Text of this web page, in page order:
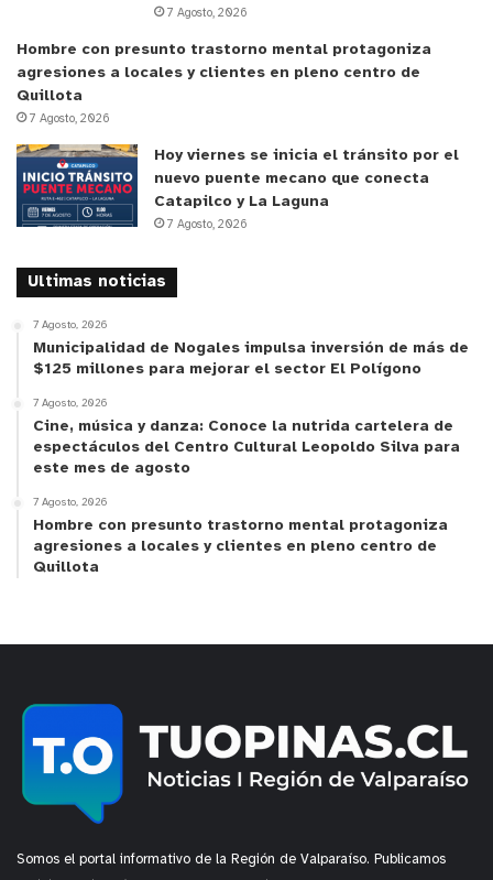
7 Agosto, 2026
Hombre con presunto trastorno mental protagoniza
agresiones a locales y clientes en pleno centro de
Quillota
7 Agosto, 2026
Hoy viernes se inicia el tránsito por el
nuevo puente mecano que conecta
Catapilco y La Laguna
7 Agosto, 2026
Ultimas noticias
7 Agosto, 2026
Municipalidad de Nogales impulsa inversión de más de
$125 millones para mejorar el sector El Polígono
7 Agosto, 2026
Cine, música y danza: Conoce la nutrida cartelera de
espectáculos del Centro Cultural Leopoldo Silva para
este mes de agosto
7 Agosto, 2026
Hombre con presunto trastorno mental protagoniza
agresiones a locales y clientes en pleno centro de
Quillota
Somos el portal informativo de la Región de Valparaíso. Publicamos